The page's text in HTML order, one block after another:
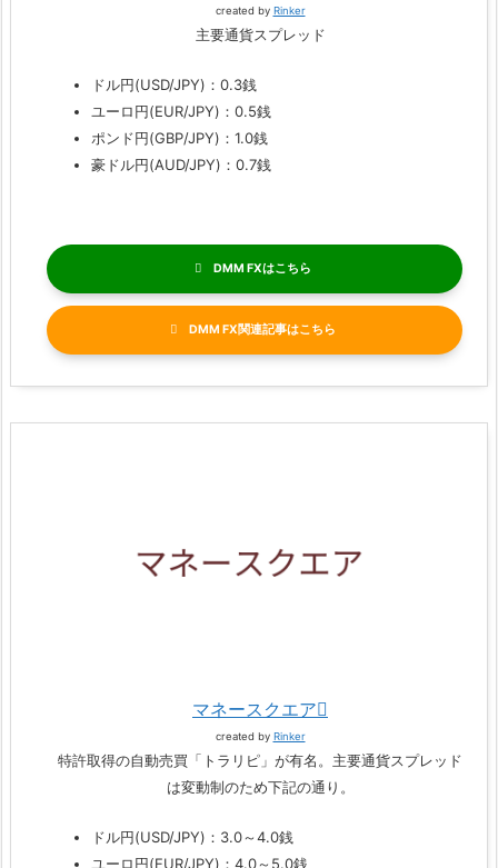
created by Rinker
主要通貨スプレッド
ドル円(USD/JPY)：0.3銭
ユーロ円(EUR/JPY)：0.5銭
ポンド円(GBP/JPY)：1.0銭
豪ドル円(AUD/JPY)：0.7銭
DMM FX
DMM FX関連記事
マネースクエア
created by Rinker
特許取得の自動売買「トラリピ」が有名。主要通貨スプレッド
は変動制のため下記の通り。
ドル円(USD/JPY)：3.0～4.0銭
ユーロ円(EUR/JPY)：4.0～5.0銭